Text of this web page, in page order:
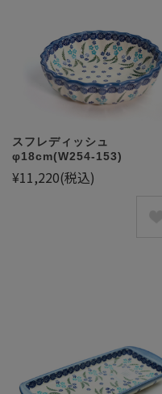
スフレディッシュ
φ18cm(W254-153)
¥11,220(税込)